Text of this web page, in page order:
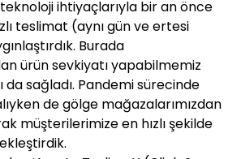
ihtiyaçlarıyla bir an önce
teslimat (aynı gün ve ertesi
Burada
ürün sevkiyatı yapabilmemiz
sağladı. Pandemi sürecinde
de gölge mağazalarımızdan
müşterilerimize en hızlı şekilde